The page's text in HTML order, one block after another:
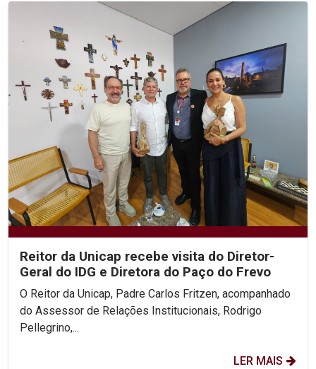
Reitor da Unicap recebe visita do Diretor-
Geral do IDG e Diretora do Paço do Frevo
O Reitor da Unicap, Padre Carlos Fritzen, acompanhado
do Assessor de Relações Institucionais, Rodrigo
Pellegrino,...
LER MAIS